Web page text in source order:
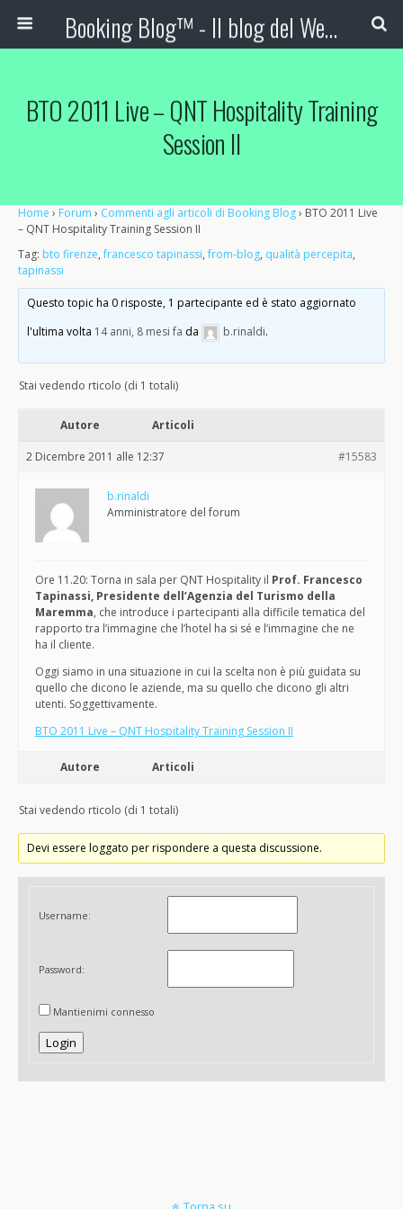
Booking Blog™ - Il blog del Web Marketing Turistico
BTO 2011 Live – QNT Hospitality Training
Session II
Home › Forum › Commenti agli articoli di Booking Blog› BTO 2011 Live
– QNT Hospitality Training Session II
Tag: bto firenze,francesco tapinassi,from-blog, qualità percepita,
tapinassi
Questo topic ha 0 risposte, 1 partecipante ed è stato aggiornato
l'ultima volta 14 anni, 8 mesi fa da b.rinaldi.
Stai vedendo rticolo (di 1 totali)
Autore Articoli
2 Dicembre 2011 alle 12:37 #15583
b.rinaldi
Amministratore del forum
Ore 11.20: Torna in sala per QNT Hospitality il Prof. Francesco
Tapinassi, Presidente dell’Agenzia del Turismo della
Maremma, che introduce i partecipanti alla difficile tematica del
rapporto tra l’immagine che l’hotel ha si sé e l’immagine che ne
ha il cliente.
Oggi siamo in una situazione in cui la scelta non è più guidata su
quello che dicono le aziende, ma su quello che dicono gli altri
utenti. Soggettivamente.
BTO 2011 Live – QNT Hospitality Training Session II
Autore Articoli
Stai vedendo rticolo (di 1 totali)
Devi essere loggato per rispondere a questa discussione.
Username:
Password:
Mantienimi connesso
Login